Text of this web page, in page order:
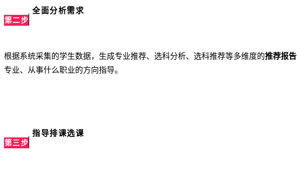
第二步
全面分析需求
根据系统采集的学生数据，生成专业推荐、选科分析、选科推荐等多维度的推荐报告
专业、从事什么职业的方向指导。
第三步
指导排课选课